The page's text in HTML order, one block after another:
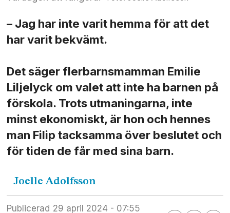
– Jag har inte varit hemma för att det
har varit bekvämt.
Det säger flerbarns­mamman Emilie
Liljelyck om valet att inte ha barnen på
förskola. Trots utmaningarna, inte
minst ekonomiskt, är hon och hennes
man Filip tacksamma över beslutet och
för tiden de får med sina barn.
Joelle Adolfsson
Publicerad
29 april 2024 - 07:55